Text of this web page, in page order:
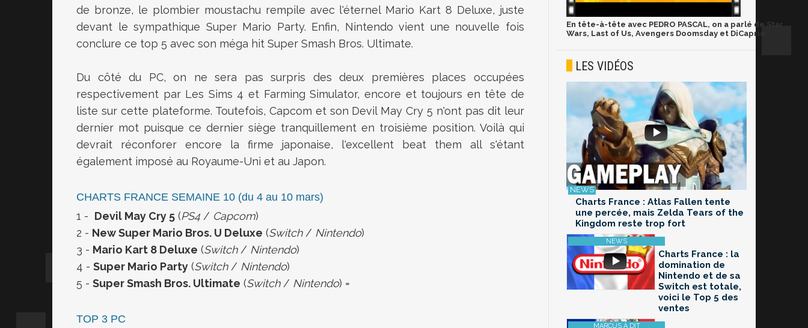
de bronze, le plombier moustachu rempile avec l'éternel Mario Kart 8 Deluxe, juste
devant le sympathique Super Mario Party. Enfin, Nintendo vient une nouvelle fois
conclure ce top 5 avec son méga hit Super Smash Bros. Ultimate.
Du côté du PC, on ne sera pas surpris des deux premières places occupées
respectivement par Les Sims 4 et Farming Simulator, encore et toujours en tête de
liste sur cette plateforme. Toutefois, Capcom et son Devil May Cry 5 n'ont pas dit leur
dernier mot puisque ce dernier siège tranquillement en troisième position. Voilà qui
devrait réconforer encore la firme japonaise, l'excellent beat them all s'étant
également imposé au Royaume-Uni et au Japon.
CHARTS FRANCE SEMAINE 10 (du 4 au 10 mars)
1 - Devil May Cry 5 (PS4 / Capcom)
2 - New Super Mario Bros. U Deluxe (Switch/ Nintendo)
3 - Mario Kart 8 Deluxe (Switch/ Nintendo)
4 - Super Mario Party (Switch/ Nintendo)
5 - Super Smash Bros. Ultimate (Switch/ Nintendo) =
TOP 3 PC
En tête-à-tête avec PEDRO PASCAL, on a parlé de Star
Wars, Last of Us, Avengers Doomsday et DiCaprio
LES VIDÉOS
Charts France : Atlas Fallen tente
une percée, mais Zelda Tears of the
Kingdom reste trop fort
Charts France : la
domination de
Nintendo et de sa
Switch est totale,
voici le Top 5 des
ventes